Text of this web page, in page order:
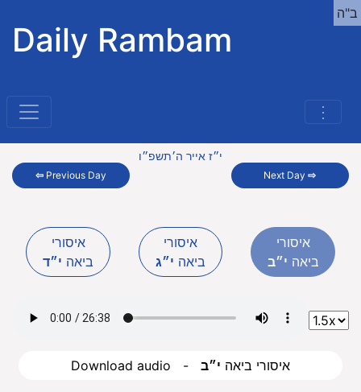
Daily Rambam
⋮
ב"ה
⇦ Previous Day
י״ז אייר ה׳תשפ״ו
Next Day⇨
איסורי
ביאה י״ד
איסורי
ביאה י״ג
איסורי
ביאה י״ב
Download audio - איסורי ביאה י״ב